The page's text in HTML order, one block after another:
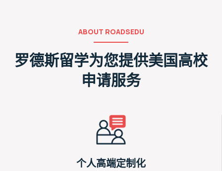
ABOUT ROADSEDU
罗德斯留学为您提供美国高校
申请服务
个人高端定制化